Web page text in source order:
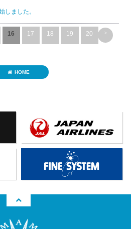
しました。
16 17 18 19 20 >
HOME